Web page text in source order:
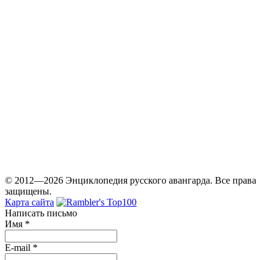
© 2012—2026 Энциклопедия русского авангарда. Все права
защищены.
Карта сайта
Написать письмо
Имя *
E-mail *